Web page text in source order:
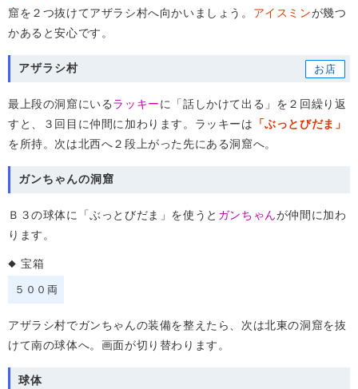
窟を２つ抜けてアザラシ村へ向かいましょう。 アイスミンが幾つ
かあると安心です。
アザラシ村
最上段の洞窟にいるラッキーに「話しかけて出る」を２回繰り返
すと、３回目に仲間に加わります。ラッキーは
「ぶっとびだま」
を所持。次は北西へ２段上がった先にある洞窟へ。
ガンちゃんの洞窟
Ｂ３の球体に「ぶっとびだま」を使うと ガンちゃんが仲間に加わ
ります。
宝箱
５００両
アザラシ村でガンちゃんの装備を整えたら、次は北東の洞窟を抜
けて南の球体へ。画面が切り替わります。
球体